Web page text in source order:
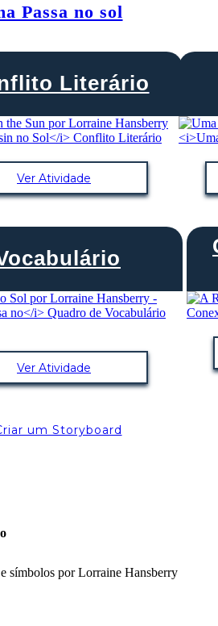
Passa no sol
Literário
Ver Atividade
Ver Atividade
um Storyboard
símbolos por Lorraine Hansberry